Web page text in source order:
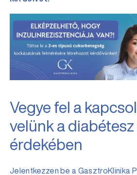
Vegye fel a
velünk a diabétesz
érdekében
Jelentkezzen be a GasztroKlinika